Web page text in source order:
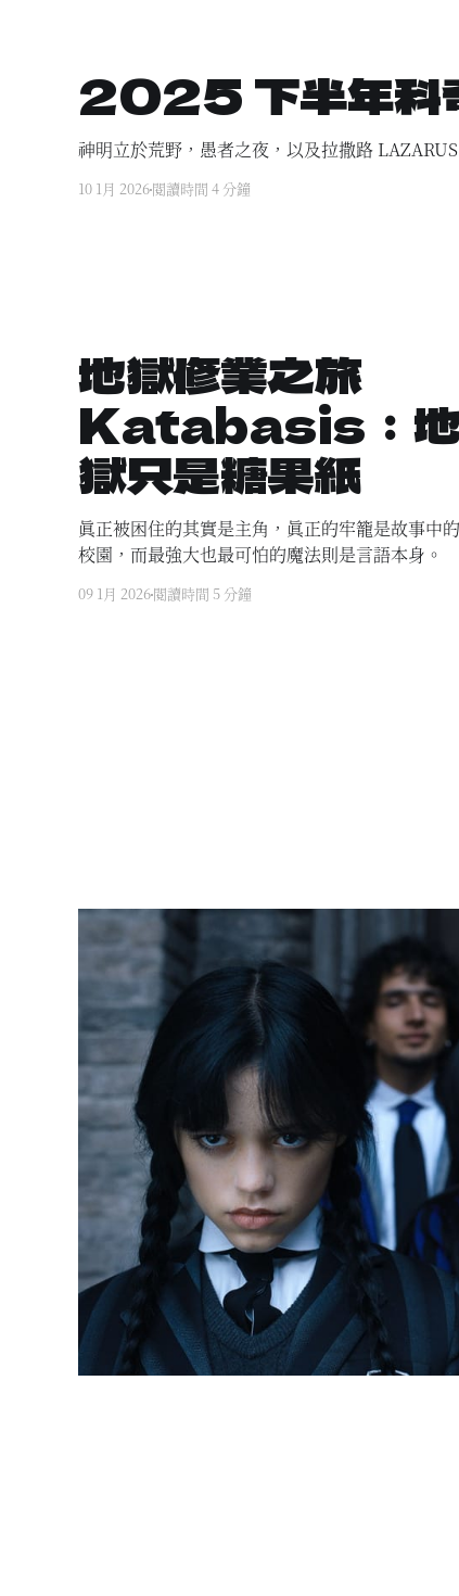
2025 下半年科
神明立於荒野，愚者之夜，以及拉撒路 LAZARUS
10 1月 2026 閱讀時間 4 分鐘
地獄修業之旅
Katabasis：地
獄只是糖果紙
真正被困住的其實是主角，真正的牢籠是故事中的
校園，而最強大也最可怕的魔法則是言語本身。
09 1月 2026 閱讀時間 5 分鐘